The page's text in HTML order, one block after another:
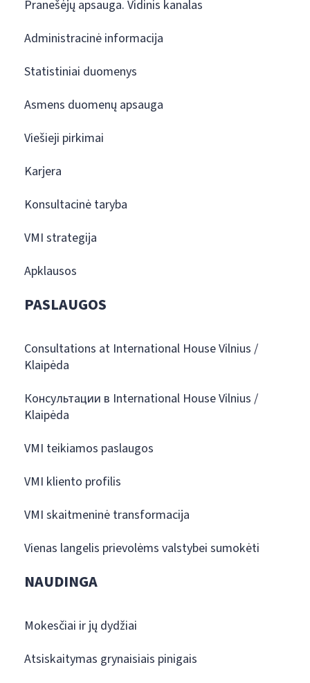
Pranešėjų apsauga. Vidinis kanalas
Administracinė informacija
Statistiniai duomenys
Asmens duomenų apsauga
Viešieji pirkimai
Karjera
Konsultacinė taryba
VMI strategija
Apklausos
PASLAUGOS
Consultations at International House Vilnius /
Klaipėda
Консультации в International House Vilnius /
Klaipėda
VMI teikiamos paslaugos
VMI kliento profilis
VMI skaitmeninė transformacija
Vienas langelis prievolėms valstybei sumokėti
NAUDINGA
Mokesčiai ir jų dydžiai
Atsiskaitymas grynaisiais pinigais